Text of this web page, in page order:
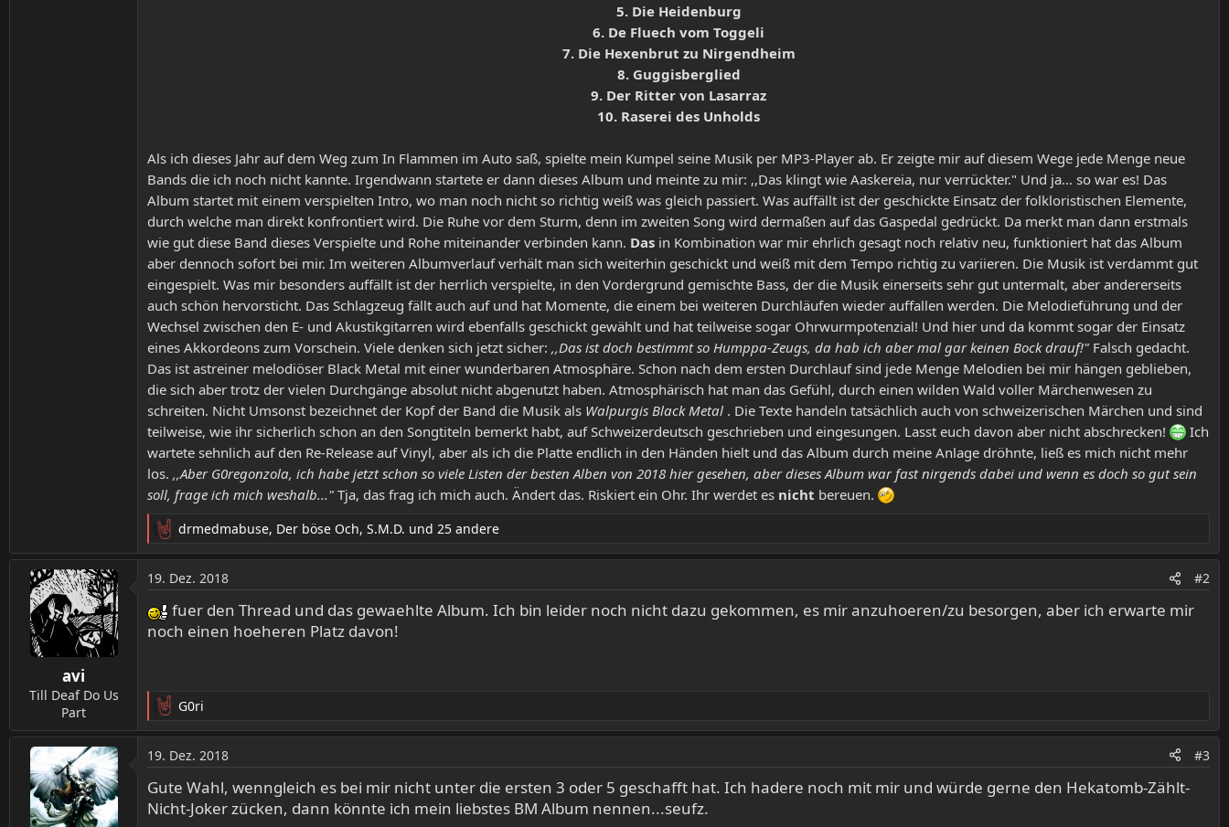
5. Die Heidenburg
6. De Fluech vom Toggeli
7. Die Hexenbrut zu Nirgendheim
8. Guggisberglied
9. Der Ritter von Lasarraz
10. Raserei des Unholds
Als ich dieses Jahr auf dem Weg zum In Flammen im Auto saß, spielte mein Kumpel seine Musik per MP3-Player ab. Er zeigte mir auf diesem Wege jede Menge neue
Bands die ich noch nicht kannte. Irgendwann startete er dann dieses Album und meinte zu mir: ,,Das klingt wie Aaskereia, nur verrückter." Und ja... so war es! Das
Album startet mit einem verspielten Intro, wo man noch nicht so richtig weiß was gleich passiert. Was auffällt ist der geschickte Einsatz der folkloristischen Elemente,
durch welche man direkt konfrontiert wird. Die Ruhe vor dem Sturm, denn im zweiten Song wird dermaßen auf das Gaspedal gedrückt. Da merkt man dann erstmals
wie gut diese Band dieses Verspielte und Rohe miteinander verbinden kann. Das in Kombination war mir ehrlich gesagt noch relativ neu, funktioniert hat das Album
aber dennoch sofort bei mir. Im weiteren Albumverlauf verhält man sich weiterhin geschickt und weiß mit dem Tempo richtig zu variieren. Die Musik ist verdammt gut
eingespielt. Was mir besonders auffällt ist der herrlich verspielte, in den Vordergrund gemischte Bass, der die Musik einerseits sehr gut untermalt, aber andererseits
auch schön hervorsticht. Das Schlagzeug fällt auch auf und hat Momente, die einem bei weiteren Durchläufen wieder auffallen werden. Die Melodieführung und der
Wechsel zwischen den E- und Akustikgitarren wird ebenfalls geschickt gewählt und hat teilweise sogar Ohrwurmpotenzial! Und hier und da kommt sogar der Einsatz
eines Akkordeons zum Vorschein. Viele denken sich jetzt sicher: ,,Das ist doch bestimmt so Humppa-Zeugs, da hab ich aber mal gar keinen Bock drauf!" Falsch gedacht.
Das ist astreiner melodiöser Black Metal mit einer wunderbaren Atmosphäre. Schon nach dem ersten Durchlauf sind jede Menge Melodien bei mir hängen geblieben,
die sich aber trotz der vielen Durchgänge absolut nicht abgenutzt haben. Atmosphärisch hat man das Gefühl, durch einen wilden Wald voller Märchenwesen zu
schreiten. Nicht Umsonst bezeichnet der Kopf der Band die Musik als Walpurgis Black Metal . Die Texte handeln tatsächlich auch von schweizerischen Märchen und sind
teilweise, wie ihr sicherlich schon an den Songtiteln bemerkt habt, auf Schweizerdeutsch geschrieben und eingesungen. Lasst euch davon aber nicht abschrecken!
Ich
wartete sehnlich auf den Re-Release auf Vinyl, aber als ich die Platte endlich in den Händen hielt und das Album durch meine Anlage dröhnte, ließ es mich nicht mehr
los. ,,Aber G0regonzola, ich habe jetzt schon so viele Listen der besten Alben von 2018 hier gesehen, aber dieses Album war fast nirgends dabei und wenn es doch so gut sein
soll, frage ich mich weshalb..." Tja, das frag ich mich auch. Ändert das. Riskiert ein Ohr. Ihr werdet es nicht bereuen.
R
e
a
k
t
i
o
n
drmedmabuse, Der böse Och, S.M.D. und 25 andere
avi
Till Deaf Do Us
Part
19. Dez. 2018 #2
fuer den Thread und das gewaehlte Album. Ich bin leider noch nicht dazu gekommen, es mir anzuhoeren/zu besorgen, aber ich erwarte mir
noch einen hoeheren Platz davon!
R
e
a
k
t
i
o
G0ri
19. Dez. 2018 #3
Gute Wahl, wenngleich es bei mir nicht unter die ersten 3 oder 5 geschafft hat. Ich hadere noch mit mir und würde gerne den Hekatomb-Zählt-
Nicht-Joker zücken, dann könnte ich mein liebstes BM Album nennen...seufz.